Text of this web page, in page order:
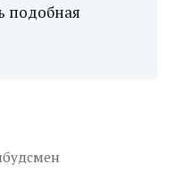
подобная